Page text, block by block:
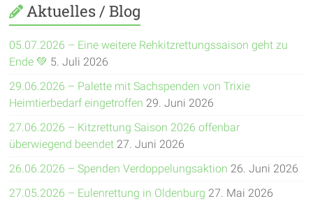
Aktuelles / Blog
05.07.2026 – Eine weitere Rehkitzrettungssaison geht zu
Ende 💚 5. Juli 2026
29.06.2026 – Palette mit Sachspenden von Trixie
Heimtierbedarf eingetroffen 29. Juni 2026
27.06.2026 – Kitzrettung Saison 2026 offenbar
überwiegend beendet 27. Juni 2026
26.06.2026 – Spenden Verdoppelungsaktion 26. Juni 2026
27.05.2026 – Eulenrettung in Oldenburg 27. Mai 2026